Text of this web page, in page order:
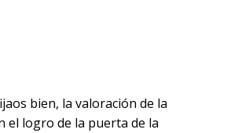
bien, la valoración de la
el logro de la puerta de la